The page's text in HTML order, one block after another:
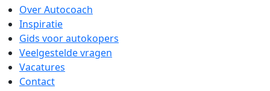
Over Autocoach
Inspiratie
Gids voor autokopers
Veelgestelde vragen
Vacatures
Contact